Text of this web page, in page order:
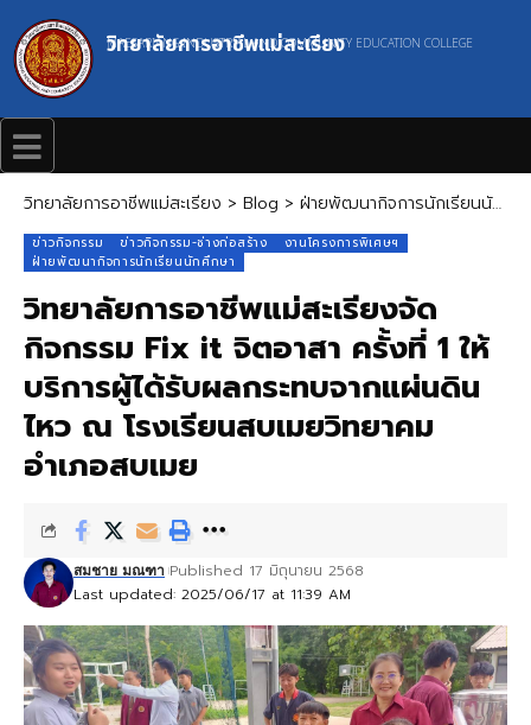
วิทยาลัยการอาชีพแม่สะเรียง
MAESARIANG INDUSTRIAL AND COMMUNITY EDUCATION COLLEGE
วิทยาลัยการอาชีพแม่สะเรียง > Blog > ฝ่ายพัฒนากิจการนักเรียนนักศึกษา
ข่าวกิจกรรม ข่าวกิจกรรม-ช่างก่อสร้าง
งานโครงการพิเศษฯ
ฝ่ายพัฒนากิจการนักเรียนนักศึกษา
วิทยาลัยการอาชีพแม่สะเรียงจัด
กิจกรรม Fix it จิตอาสา ครั้งที่ 1 ให้
บริการผู้ได้รับผลกระทบจากแผ่นดิน
ไหว ณ โรงเรียนสบเมยวิทยาคม
อำเภอสบเมย
Last updated: 2025/06/17 at 11:39 AM
สมชาย มณฑา Published 17 มิถุนายน 2568